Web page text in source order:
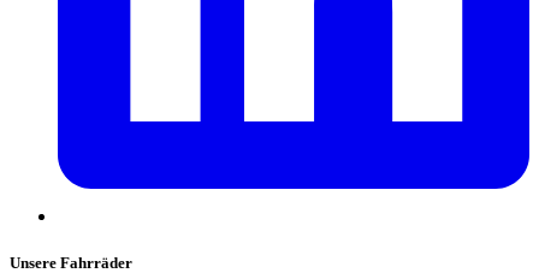
Unsere Fahrräder